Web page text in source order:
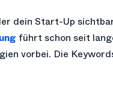
dein Start-Up
führt schon seit
vorbei. Die